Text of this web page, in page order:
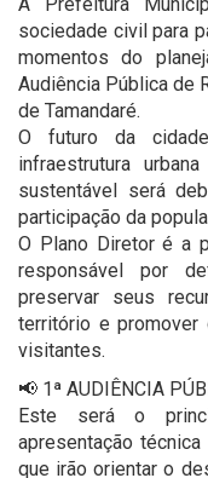
sociedade civil para
momentos do
Audiência Pública de
de Tamandaré.
O futuro da
infraestrutura
sustentável será
participação da
O Plano Diretor é a
responsável por
preservar seus
território e promover
visitantes.
📢 1ª AUDIÊNCIA
Este será o
apresentação
que irão orientar o